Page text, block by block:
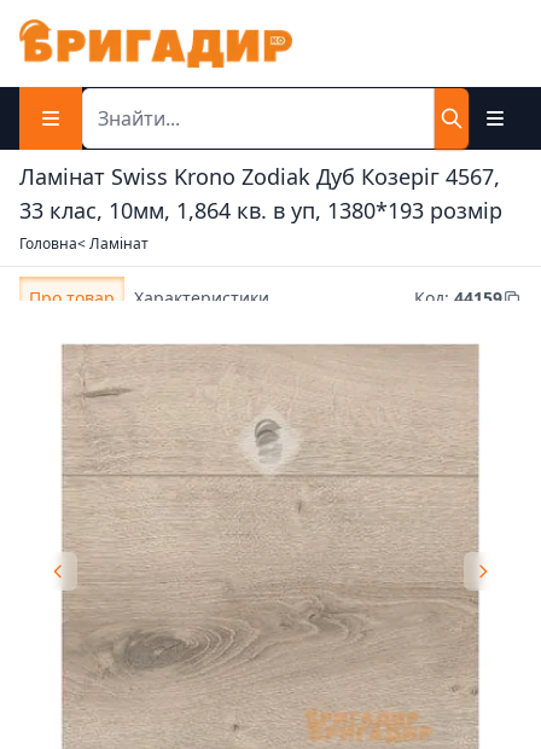
Ламінат Swiss Krono Zodiak Дуб Козеріг 4567,
33 клас, 10мм, 1,864 кв. в уп, 1380*193 розмір
Головна< Ламінат
Про товар Характеристики Код: 44159